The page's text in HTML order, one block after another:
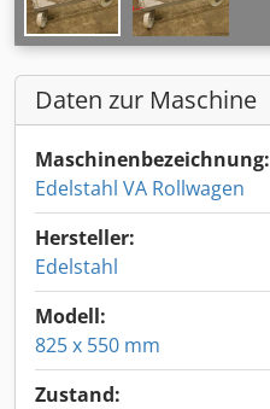
Daten zur Maschine
Maschinenbezeichnung:
Edelstahl VA Rollwagen
Hersteller:
Edelstahl
Modell:
825 x 550 mm
Zustand: